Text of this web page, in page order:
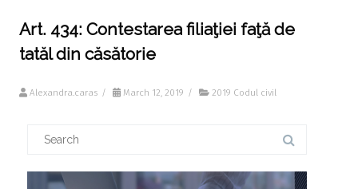
Art. 434: Contestarea filiaţiei faţă de
tatăl din căsătorie
Alexandra.caras / March 12, 2019 / 2019 Codul civil